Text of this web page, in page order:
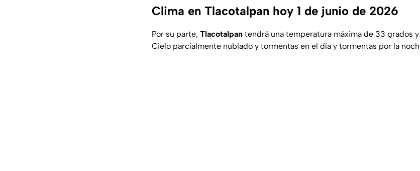
Clima en Tlacotalpan hoy 1 de junio de 2026
Por su parte, Tlacotalpan tendrá una temperatura máxima de 33 grados
Cielo parcialmente nublado y tormentas en el día y tormentas por la